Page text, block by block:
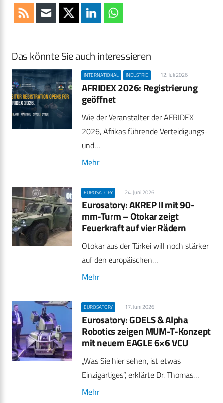
Das könnte Sie auch interessieren
INTERNATIONAL INDUSTRIE 12. Juli 2026
AFRIDEX 2026: Registrierung
geöffnet
Wie der Veranstalter der AFRIDEX
2026, Afrikas führende Verteidigungs-
und…
Mehr
EUROSATORY 24. Juni 2026
Eurosatory: AKREP II mit 90-
mm-Turm – Otokar zeigt
Feuerkraft auf vier Rädern
Otokar aus der Türkei will noch stärker
auf den europäischen…
Mehr
EUROSATORY 17. Juni 2026
Eurosatory: GDELS & Alpha
Robotics zeigen MUM-T-Konzept
mit neuem EAGLE 6×6 VCU
„Was Sie hier sehen, ist etwas
Einzigartiges“, erklärte Dr. Thomas…
Mehr